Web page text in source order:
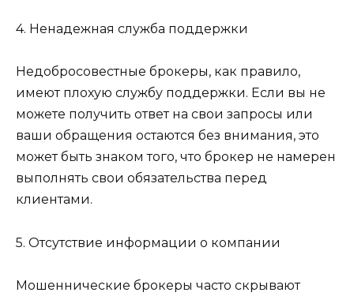
4. Ненадежная служба поддержки
Недобросовестные брокеры, как правило,
имеют плохую службу поддержки. Если вы не
можете получить ответ на свои запросы или
ваши обращения остаются без внимания, это
может быть знаком того, что брокер не намерен
выполнять свои обязательства перед
клиентами.
5. Отсутствие информации о компании
Мошеннические брокеры часто скрывают